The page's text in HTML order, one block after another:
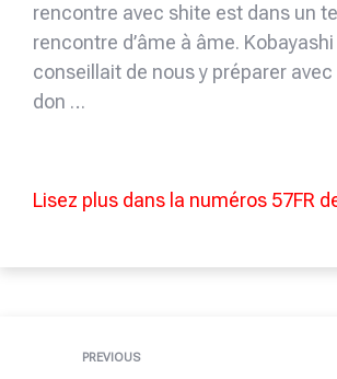
rencontre avec shite est dans un
rencontre d’âme à âme.
conseillait de nous y préparer
don …
Lisez plus dans la numéros 57FR
PREVIOUS